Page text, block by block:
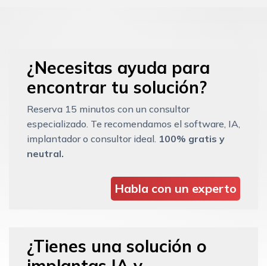
¿Necesitas ayuda para
encontrar tu solución?
Reserva 15 minutos con un consultor
especializado. Te recomendamos el software, IA,
implantador o consultor ideal. 100% gratis y
neutral.
Habla con un experto
¿Tienes una solución o